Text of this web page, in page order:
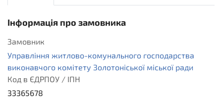
Інформація про замовника
Замовник
Управління житлово-комунального господарства
виконавчого комітету Золотоніської міської ради
Код в ЄДРПОУ / ІПН
33365678